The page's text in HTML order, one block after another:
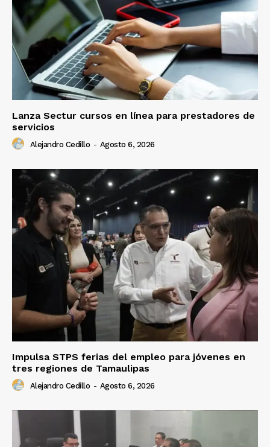
Lanza Sectur cursos en línea para prestadores de
servicios
Alejandro Cedillo - Agosto 6, 2026
Impulsa STPS ferias del empleo para jóvenes en
tres regiones de Tamaulipas
Alejandro Cedillo - Agosto 6, 2026